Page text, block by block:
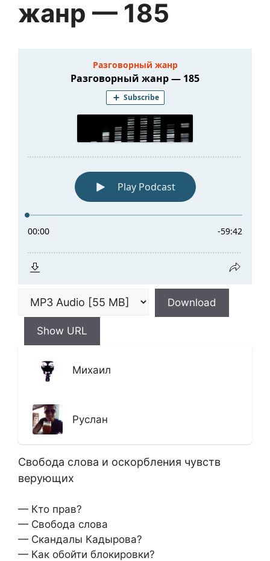
жанр — 185
Download
Show URL
Михаил
Руслан
Свобода слова и оскорбления чувств
верующих
— Кто прав?
— Свобода слова
— Скандалы Кадырова?
— Как обойти блокировки?